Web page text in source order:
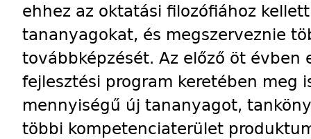
ehhez az oktatási filozófiához
tananyagokat, és megszerveznie
továbbképzését. Az előző öt évben
fejlesztési program keretében meg
mennyiségű új tananyagot,
többi kompetencia­terület